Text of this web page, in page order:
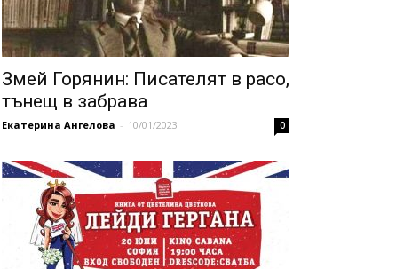
Змей Горянин: Писателят в расо,
тънещ в забрава
Екатерина Ангелова - 10/01/2023 0